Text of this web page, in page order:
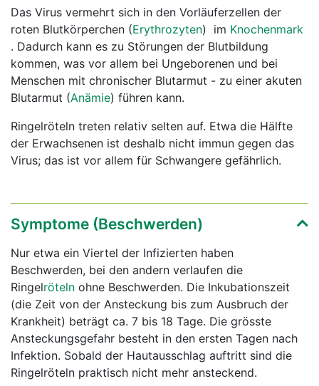
Das Virus vermehrt sich in den Vorläuferzellen der
roten Blutkörperchen (Erythrozyten) im Knochenmark
. Dadurch kann es zu Störungen der Blutbildung
kommen, was vor allem bei Ungeborenen und bei
Menschen mit chronischer Blutarmut - zu einer akuten
Blutarmut (Anämie) führen kann.
Ringelröteln treten relativ selten auf. Etwa die Hälfte
der Erwachsenen ist deshalb nicht immun gegen das
Virus; das ist vor allem für Schwangere gefährlich.
Symptome (Beschwerden)
Nur etwa ein Viertel der Infizierten haben
Beschwerden, bei den andern verlaufen die
Ringelröteln ohne Beschwerden. Die Inkubationszeit
(die Zeit von der Ansteckung bis zum Ausbruch der
Krankheit) beträgt ca. 7 bis 18 Tage. Die grösste
Ansteckungsgefahr besteht in den ersten Tagen nach
Infektion. Sobald der Hautausschlag auftritt sind die
Ringelröteln praktisch nicht mehr ansteckend.